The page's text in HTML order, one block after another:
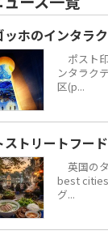
ッホのインタラ
ポスト
ンタラク
区(p...
ストリートフー
英国の
best
グ...